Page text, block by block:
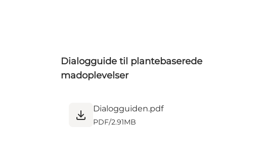
Dialogguide til plantebaserede
madoplevelser
Dialogguiden.pdf
PDF/2.91MB